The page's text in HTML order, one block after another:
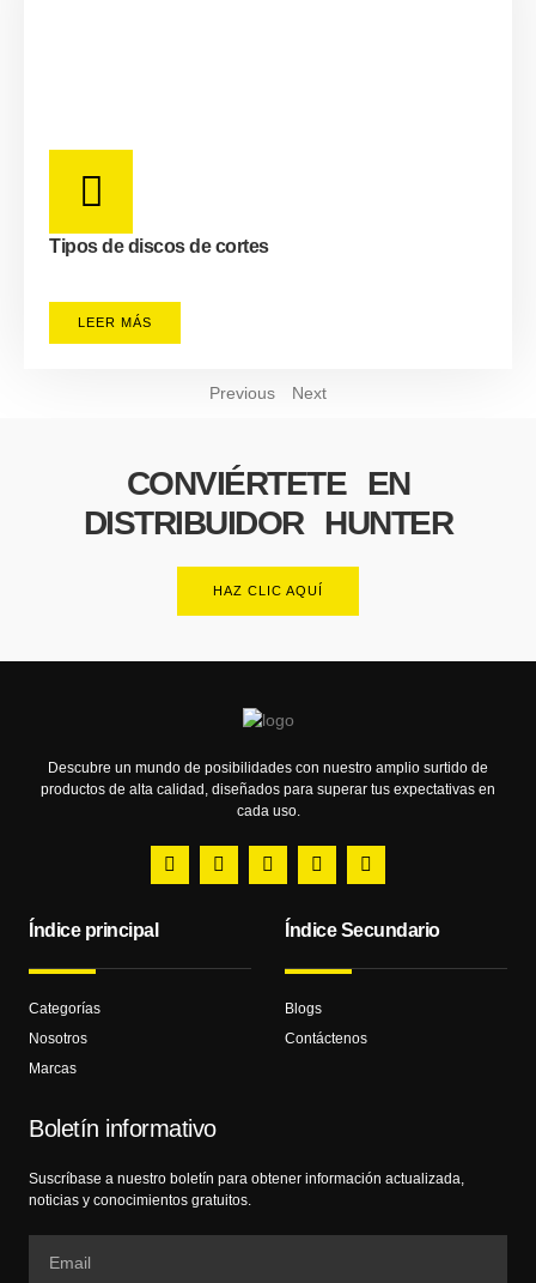
Tipos de discos de cortes
LEER MÁS
Previous Next
CONVIÉRTETE EN
DISTRIBUIDOR HUNTER
HAZ CLIC AQUÍ
Descubre un mundo de posibilidades con nuestro amplio surtido de
productos de alta calidad, diseñados para superar tus expectativas en
cada uso.
Índice principal
Categorías
Nosotros
Marcas
Índice Secundario
Blogs
Contáctenos
Boletín informativo
Suscríbase a nuestro boletín para obtener información actualizada,
noticias y conocimientos gratuitos.